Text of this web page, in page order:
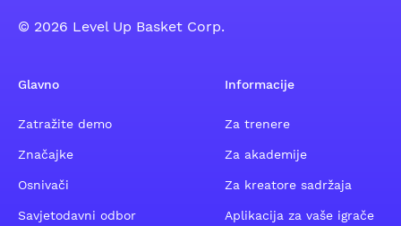
© 2026 Level Up Basket Corp.
Glavno
Zatražite demo
Značajke
Osnivači
Savjetodavni odbor
Informacije
Za trenere
Za akademije
Za kreatore sadržaja
Aplikacija za vaše igrače